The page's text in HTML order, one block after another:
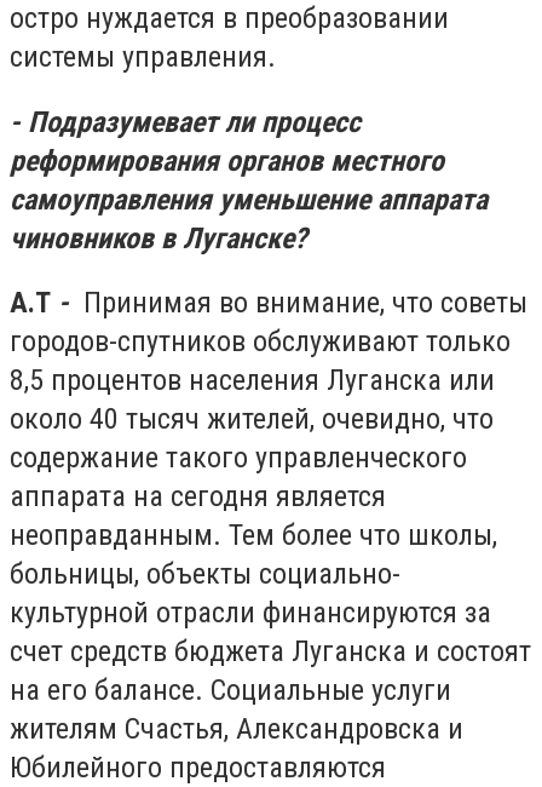
остро нуждается в преобразовании
системы управления.
- Подразумевает ли процесс
реформирования органов местного
самоуправления уменьшение аппарата
чиновников в Луганске?
А.Т - Принимая во внимание, что советы
городов-спутников обслуживают только
8,5 процентов населения Луганска или
около 40 тысяч жителей, очевидно, что
содержание такого управленческого
аппарата на сегодня является
неоправданным. Тем более что школы,
больницы, объекты социально-
культурной отрасли финансируются за
счет средств бюджета Луганска и состоят
на его балансе. Социальные услуги
жителям Счастья, Александровска и
Юбилейного предоставляются